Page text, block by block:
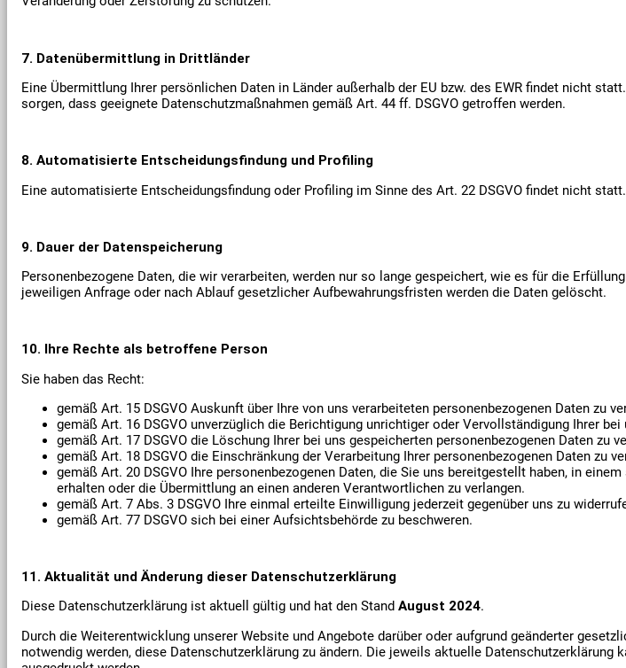
7. Datenübermittlung in Drittländer
Eine Übermittlung Ihrer persönlichen Daten in Länder außerhalb der EU bzw. des EWR findet nicht
sorgen, dass geeignete Datenschutzmaßnahmen gemäß Art. 44 ff. DSGVO getroffen werden.
8. Automatisierte Entscheidungsfindung und Profiling
Eine automatisierte Entscheidungsfindung oder Profiling im Sinne des Art. 22 DSGVO findet nicht statt.
9. Dauer der Datenspeicherung
Personenbezogene Daten, die wir verarbeiten, werden nur so lange gespeichert, wie es für die
jeweiligen Anfrage oder nach Ablauf gesetzlicher Aufbewahrungsfristen werden die Daten gelöscht.
10. Ihre Rechte als betroffene Person
Sie haben das Recht:
gemäß Art. 15 DSGVO Auskunft über Ihre von uns verarbeiteten personenbezogenen Daten zu
gemäß Art. 16 DSGVO unverzüglich die Berichtigung unrichtiger oder Vervollständigung Ihrer
gemäß Art. 17 DSGVO die Löschung Ihrer bei uns gespeicherten personenbezogenen Daten zu
gemäß Art. 18 DSGVO die Einschränkung der Verarbeitung Ihrer personenbezogenen Daten zu
gemäß Art. 20 DSGVO Ihre personenbezogenen Daten, die Sie uns bereitgestellt haben, in
erhalten oder die Übermittlung an einen anderen Verantwortlichen zu verlangen.
gemäß Art. 7 Abs. 3 DSGVO Ihre einmal erteilte Einwilligung jederzeit gegenüber uns zu
gemäß Art. 77 DSGVO sich bei einer Aufsichtsbehörde zu beschweren.
11. Aktualität und Änderung dieser Datenschutzerklärung
Diese Datenschutzerklärung ist aktuell gültig und hat den Stand August 2024.
Durch die Weiterentwicklung unserer Website und Angebote darüber oder aufgrund geänderter
notwendig werden, diese Datenschutzerklärung zu ändern. Die jeweils aktuelle Datenschutzerklärung